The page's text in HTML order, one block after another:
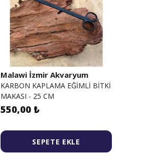
Malawi İzmir Akvaryum
KARBON KAPLAMA EĞİMLİ BİTKİ
MAKASI - 25 CM
550,00 ₺
SEPETE EKLE